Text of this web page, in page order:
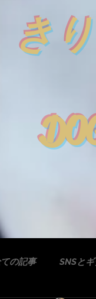
の記事 SNSと
き